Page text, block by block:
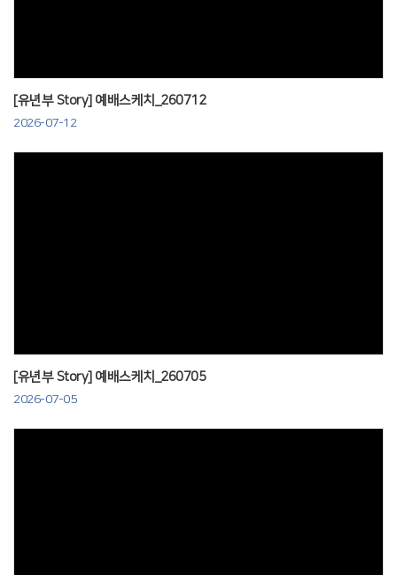
[유년부 Story] 예배스케치_260712
2026-07-12
[유년부 Story] 예배스케치_260705
2026-07-05